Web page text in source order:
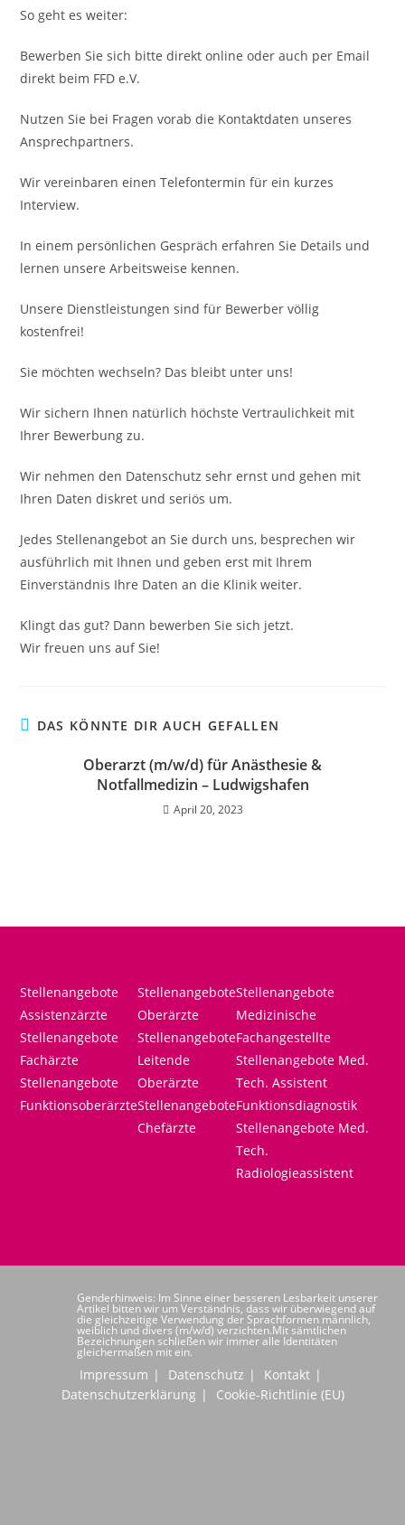
So geht es weiter:
Bewerben Sie sich bitte direkt online oder auch per Email
direkt beim FFD e.V.
Nutzen Sie bei Fragen vorab die Kontaktdaten unseres
Ansprechpartners.
Wir vereinbaren einen Telefontermin für ein kurzes
Interview.
In einem persönlichen Gespräch erfahren Sie Details und
lernen unsere Arbeitsweise kennen.
Unsere Dienstleistungen sind für Bewerber völlig
kostenfrei!
Sie möchten wechseln? Das bleibt unter uns!
Wir sichern Ihnen natürlich höchste Vertraulichkeit mit
Ihrer Bewerbung zu.
Wir nehmen den Datenschutz sehr ernst und gehen mit
Ihren Daten diskret und seriös um.
Jedes Stellenangebot an Sie durch uns, besprechen wir
ausführlich mit Ihnen und geben erst mit Ihrem
Einverständnis Ihre Daten an die Klinik weiter.
Klingt das gut? Dann bewerben Sie sich jetzt.
Wir freuen uns auf Sie!
DAS KÖNNTE DIR AUCH GEFALLEN
Oberarzt (m/w/d) für Anästhesie &
Notfallmedizin – Ludwigshafen
April 20, 2023
Stellenangebote
Assistenzärzte
Stellenangebote
Fachärzte
Stellenangebote
Funktionsoberärzte
Stellenangebote
Oberärzte
Stellenangebote
Leitende
Oberärzte
Stellenangebote
Chefärzte
Stellenangebote
Medizinische
Fachangestellte
Stellenangebote Med.
Tech. Assistent
Funktionsdiagnostik
Stellenangebote Med.
Tech.
Radiologieassistent
Genderhinweis: Im Sinne einer besseren Lesbarkeit unserer
Artikel bitten wir um Verständnis, dass wir überwiegend auf
die gleichzeitige Verwendung der Sprachformen männlich,
weiblich und divers (m/w/d) verzichten.Mit sämtlichen
Bezeichnungen schließen wir immer alle Identitäten
gleichermaßen mit ein.
Impressum Datenschutz
Kontakt
Datenschutzerklärung
Cookie-Richtlinie (EU)